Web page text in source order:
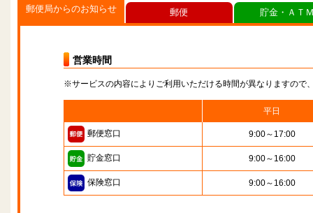
郵便局からのお知らせ
営業時間
※サービスの内容によりご利用いただける時間が異なりますので
平日
郵便窓口 9:00～17:00
貯金窓口 9:00～16:00
保険窓口 9:00～16:00
郵便 貯金・ＡＴ